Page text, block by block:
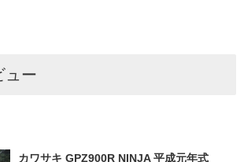
ュー
カワサキ GPZ900R NINJA 平成元年式